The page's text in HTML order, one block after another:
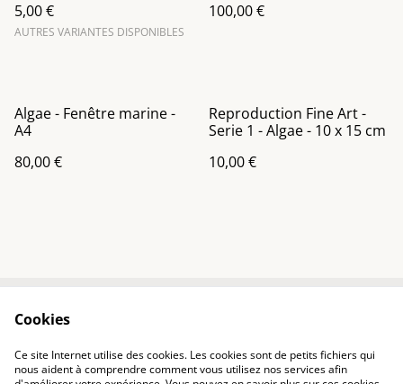
5,00 €
AUTRES VARIANTES DISPONIBLES
100,00 €
Algae - Fenêtre marine -
A4
80,00 €
Reproduction Fine Art -
Serie 1 - Algae - 10 x 15 cm
10,00 €
Politique de
confidentialité
Politique de cookies
Cookies
Ce site Internet utilise des cookies. Les cookies sont de petits fichiers qui
nous aident à comprendre comment vous utilisez nos services afin